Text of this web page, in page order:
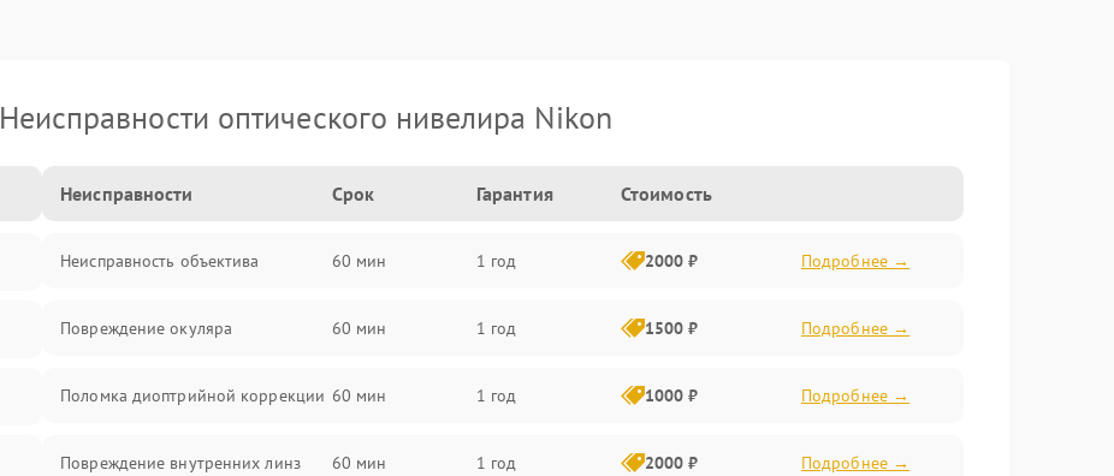
Неисправности оптического нивелира Nikon
Неисправности Срок Гарантия Стоимость
Неисправность объектива 60 мин 1 год 2000 ₽ Подробнее →
Повреждение окуляра 60 мин 1 год 1500 ₽ Подробнее →
Поломка диоптрийной коррекции 60 мин 1 год 1000 ₽ Подробнее →
Повреждение внутренних линз 60 мин 1 год 2000 ₽ Подробнее →